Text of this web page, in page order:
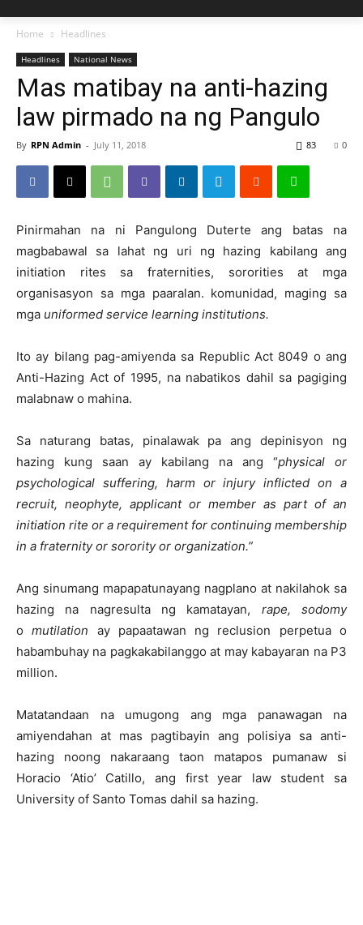
Home Headlines
Headlines National News
Mas matibay na anti-hazing
law pirmado na ng Pangulo
By RPN Admin - July 11, 2018 0
83
Pinirmahan na ni Pangulong Duterte ang batas na
magbabawal sa lahat ng uri ng hazing kabilang ang
initiation rites sa fraternities, sororities at mga
organisasyon sa mga paaralan. komunidad, maging sa
mga uniformed service learning institutions.
Ito ay bilang pag-amiyenda sa Republic Act 8049 o ang
Anti-Hazing Act of 1995, na nabatikos dahil sa pagiging
malabnaw o mahina.
Sa naturang batas, pinalawak pa ang depinisyon ng
hazing kung saan ay kabilang na ang “physical or
psychological suffering, harm or injury inflicted on a
recruit, neophyte, applicant or member as part of an
initiation rite or a requirement for continuing membership
in a fraternity or sorority or organization.”
Ang sinumang mapapatunayang nagplano at nakilahok sa
hazing na nagresulta ng kamatayan, rape, sodomy
omutilation ay papaatawan ng reclusion perpetua o
habambuhay na pagkakabilanggo at may kabayaran na P3
million.
Matatandaan na umugong ang mga panawagan na
amiyendahan at mas pagtibayin ang polisiya sa anti-
hazing noong nakaraang taon matapos pumanaw si
Horacio ‘Atio’ Catillo, ang first year law student sa
University of Santo Tomas dahil sa hazing.